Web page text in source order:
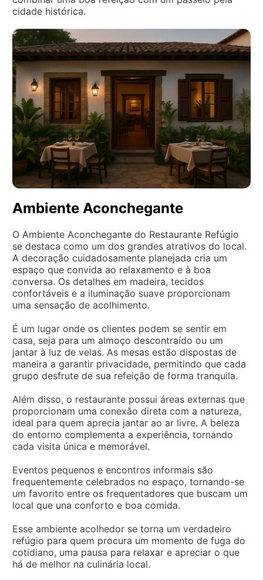
cidade histórica.
Ambiente Aconchegante
O Ambiente Aconchegante do Restaurante Refúgio
se destaca como um dos grandes atrativos do local.
A decoração cuidadosamente planejada cria um
espaço que convida ao relaxamento e à boa
conversa. Os detalhes em madeira, tecidos
confortáveis e a iluminação suave proporcionam
uma sensação de acolhimento.
É um lugar onde os clientes podem se sentir em
casa, seja para um almoço descontraído ou um
jantar à luz de velas. As mesas estão dispostas de
maneira a garantir privacidade, permitindo que cada
grupo desfrute de sua refeição de forma tranquila.
Além disso, o restaurante possui áreas externas que
proporcionam uma conexão direta com a natureza,
ideal para quem aprecia jantar ao ar livre. A beleza
do entorno complementa a experiência, tornando
cada visita única e memorável.
Eventos pequenos e encontros informais são
frequentemente celebrados no espaço, tornando-se
um favorito entre os frequentadores que buscam um
local que una conforto e boa comida.
Esse ambiente acolhedor se torna um verdadeiro
refúgio para quem procura um momento de fuga do
cotidiano, uma pausa para relaxar e apreciar o que
há de melhor na culinária local.